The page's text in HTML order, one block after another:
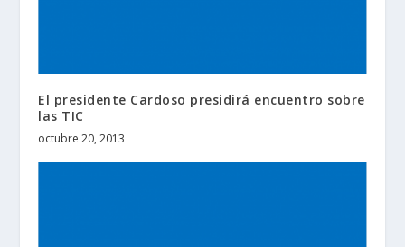
El presidente Cardoso presidirá encuentro sobre
las TIC
octubre 20, 2013